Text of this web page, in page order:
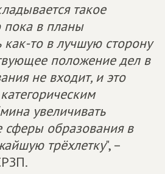
такое
пока в планы
как-то в лучшую сторону
положение дел в
не входит, и это
увеличивать
сферы образования в
трёхлетку", –